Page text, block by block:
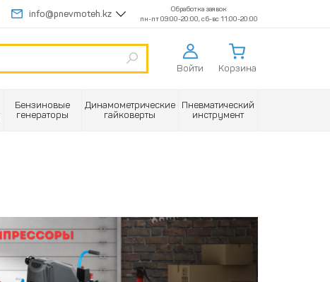
info@pnevmoteh.kz
Обработка заявок
пн-пт 09:00-20:00, сб-вс 11:00-20:00
Войти Корзина
Бензиновые
генераторы
Динамометрические
гайковерты
Пневматический
инструмент